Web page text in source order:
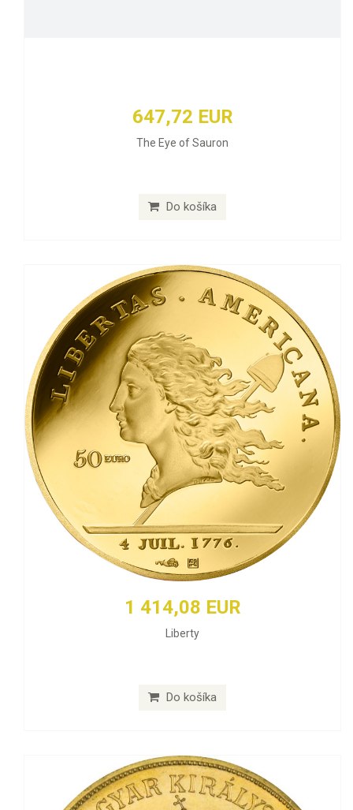
647,72 EUR
The Eye of Sauron
Do košíka
1 414,08 EUR
Liberty
Do košíka